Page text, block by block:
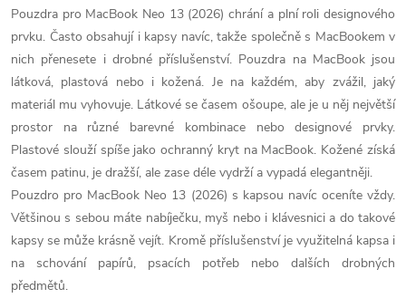
v
l
á
d
a
c
í
p
Pouzdra pro MacBook Neo 13 (2026) chrání a plní roli designového
prvku. Často obsahují i kapsy navíc, takže společně s MacBookem v
nich přenesete i drobné příslušenství. Pouzdra na MacBook jsou
látková, plastová nebo i kožená. Je na každém, aby zvážil, jaký
materiál mu vyhovuje. Látkové se časem ošoupe, ale je u něj největší
prostor na různé barevné kombinace nebo designové prvky.
Plastové slouží spíše jako ochranný kryt na MacBook. Kožené získá
časem patinu, je dražší, ale zase déle vydrží a vypadá elegantněji.
Pouzdro pro MacBook Neo 13 (2026) s kapsou navíc oceníte vždy.
Většinou s sebou máte nabíječku, myš nebo i klávesnici a do takové
kapsy se může krásně vejít. Kromě příslušenství je využitelná kapsa i
na schování papírů, psacích potřeb nebo dalších drobných
předmětů.